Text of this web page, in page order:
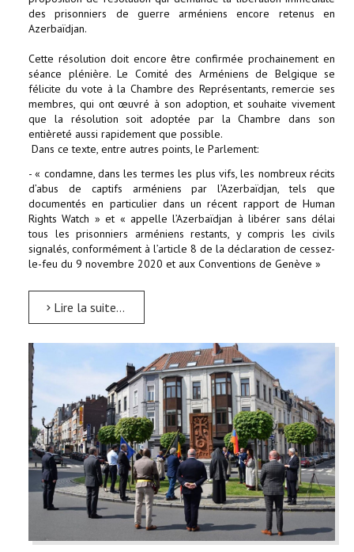
des prisonniers de guerre arméniens encore retenus en
Azerbaïdjan.
Cette résolution doit encore être confirmée prochainement en
séance plénière. Le Comité des Arméniens de Belgique se
félicite du vote à la Chambre des Représentants, remercie ses
membres, qui ont œuvré à son adoption, et souhaite vivement
que la résolution soit adoptée par la Chambre dans son
entièreté aussi rapidement que possible.
Dans ce texte, entre autres points, le Parlement:
- « condamne, dans les termes les plus vifs, les nombreux récits
d’abus de captifs arméniens par l’Azerbaïdjan, tels que
documentés en particulier dans un récent rapport de Human
Rights Watch » et « appelle l’Azerbaïdjan à libérer sans délai
tous les prisonniers arméniens restants, y compris les civils
signalés, conformément à l’article 8 de la déclaration de cessez-
le-feu du 9 novembre 2020 et aux Conventions de Genève »
Lire la suite...